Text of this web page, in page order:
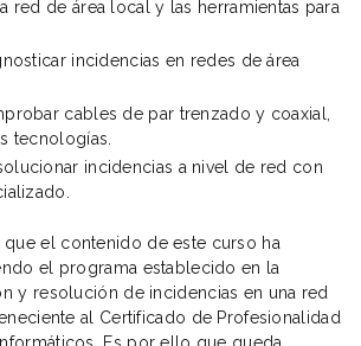
red de área local y las herramientas para
incidencias en redes de área
cables de par trenzado y coaxial,
tecnologías.
incidencias a nivel de red con
que el contenido de este curso ha
el programa establecido en la
y resolución de incidencias en una red
al Certificado de Profesionalidad
Es por ello que queda